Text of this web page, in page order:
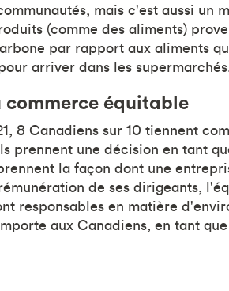
mais c'est aussi un
(comme des aliments)
par rapport aux aliments
arriver dans les
équitable
8 Canadiens sur 10 tiennent
prennent une décision en tant
la façon dont une
de ses dirigeants,
responsables en matière
aux Canadiens, en tant